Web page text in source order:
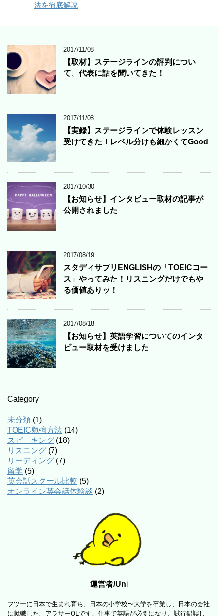
法を徹底解説
2017/11/08
【取材】ステージラインの評判につい
て、代表に話を聞いてきた！
2017/11/08
【実録】ステージラインで体験レッスン
受けてきた！レベル分けも細かくてGood
2017/10/30
【お知らせ】インタビュー取材の記事が
公開されました
2017/08/19
スタディサプリENGLISHの「TOEICコー
ス」やってみた！リスニングだけでもや
る価値ありッ！
2017/08/18
【お知らせ】英語学習についてのインタ
ビュー取材を受けました
Category
未分類 (1)
TOEIC勉強方法 (14)
スピーキング (18)
リスニング (7)
リーディング (7)
留学 (5)
英会話スクール比較 (5)
オンライン英会話体験談 (2)
運営者/Uni
フツーに日本で生まれ育ち、日本の小学校〜大学を卒業し、日本の会社
に就職した、アラサーOLです。仕事で英語が必要になり、試行錯誤し